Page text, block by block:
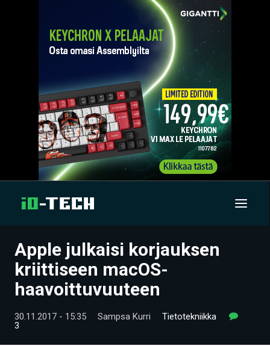
UUTISET
ARTIKKELIT
VIDEOT
Apple julkaisi korjauksen
kriittiseen macOS-
haavoittuvuuteen
30.11.2017 - 15:35 Sampsa Kurri
Tietotekniikka
3